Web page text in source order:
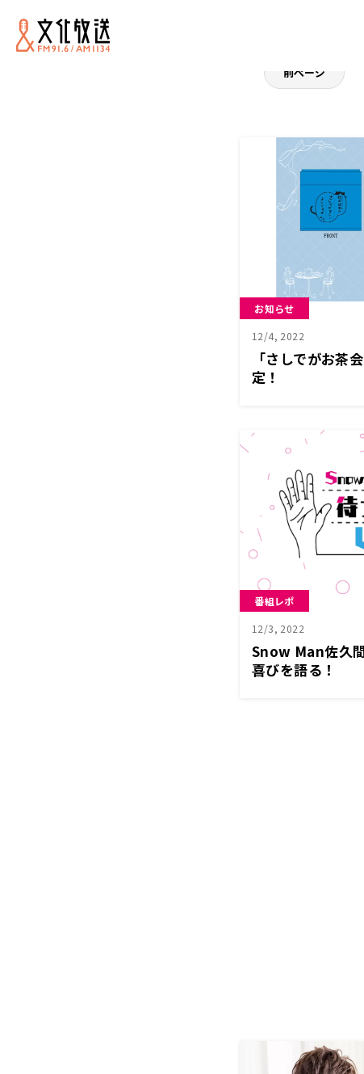
前ページ
お知らせ
12/4, 2022
「さしでがお茶
定！
番組レポ
12/3, 2022
Snow Man佐久
喜びを語る！